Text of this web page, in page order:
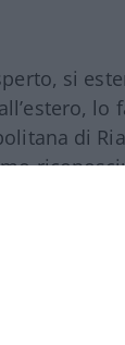
si
di